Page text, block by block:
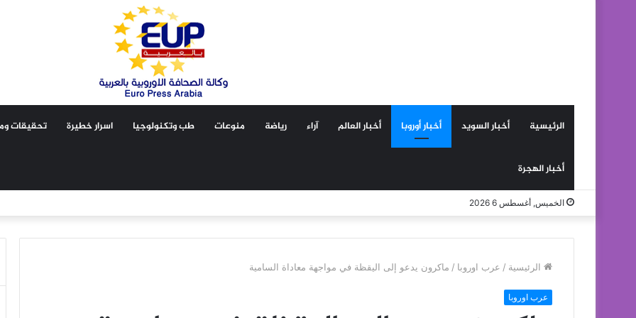
الرئيسية أخبار السويد أخبار أوروبا أخبار العالم آراء رياضة منوعات طب وتكنولوجيا اسرار خطيرة تحقيقات
أخبار الهجرة
الخميس, أغسطس 6 2026
الرئيسية / عرب اوروبا / ماكرون يدعو إلى اليقظة في مواجهة معاداة السامية
عرب اوروبا